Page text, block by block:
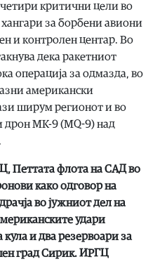
критични цели во
хангари за борбени авиони
и контролен центар. Во
дека ракетниот
операција за одмазда, во
американски
ширум регионот и во
дрон МК-9 (MQ-9) над
Петтата флота на САД во
како одговор на
во јужниот дел на
удари
и два резервоари за
град Сирик. ИРГЦ